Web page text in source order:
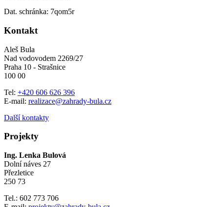
Dat. schránka: 7qom5r
Kontakt
Aleš Bula
Nad vodovodem 2269/27
Praha 10 - Strašnice
100 00
Tel: +420 606 626 396
E-mail: realizace@zahrady-bula.cz
Další kontakty
Projekty
Ing. Lenka Bulová
Dolní náves 27
Přezletice
250 73
Tel.: 602 773 706